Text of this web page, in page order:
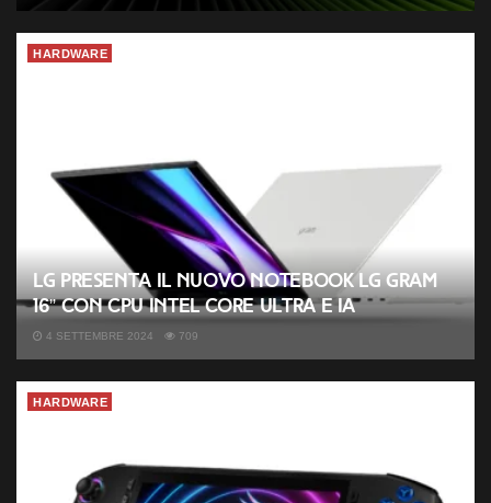
HARDWARE
LG presenta il nuovo notebook LG gram
16” con CPU Intel Core Ultra e IA
4 SETTEMBRE 2024 709
HARDWARE